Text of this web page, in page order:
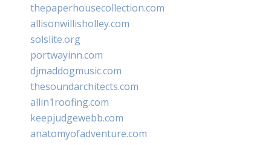
thepaperhousecollection.com
allisonwillisholley.com
solslite.org
portwayinn.com
djmaddogmusic.com
thesoundarchitects.com
allin1roofing.com
keepjudgewebb.com
anatomyofadventure.com